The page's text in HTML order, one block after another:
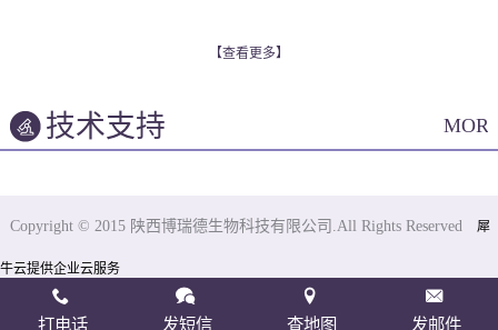
【查看更多】
技术支持
Copyright © 2015 陕西博瑞德生物科技有限公司.All Rights Reserved 犀
牛云提供企业云服务
打电话 发短信 查地图 发邮件